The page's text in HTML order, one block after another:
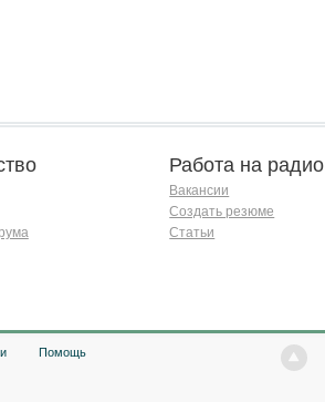
Работа на радио
Вакансии
Создать резюме
Статьи
Помощь